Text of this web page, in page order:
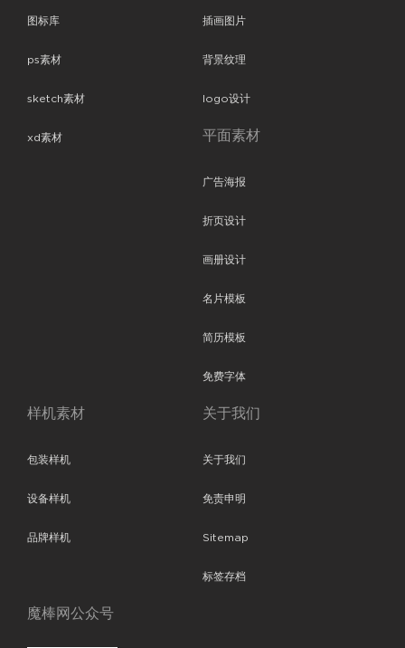
图标库
ps素材
sketch素材
xd素材
插画图片
背景纹理
logo设计
平面素材
广告海报
折页设计
画册设计
名片模板
简历模板
免费字体
样机素材
包装样机
设备样机
品牌样机
关于我们
关于我们
免责申明
Sitemap
标签存档
魔棒网公众号